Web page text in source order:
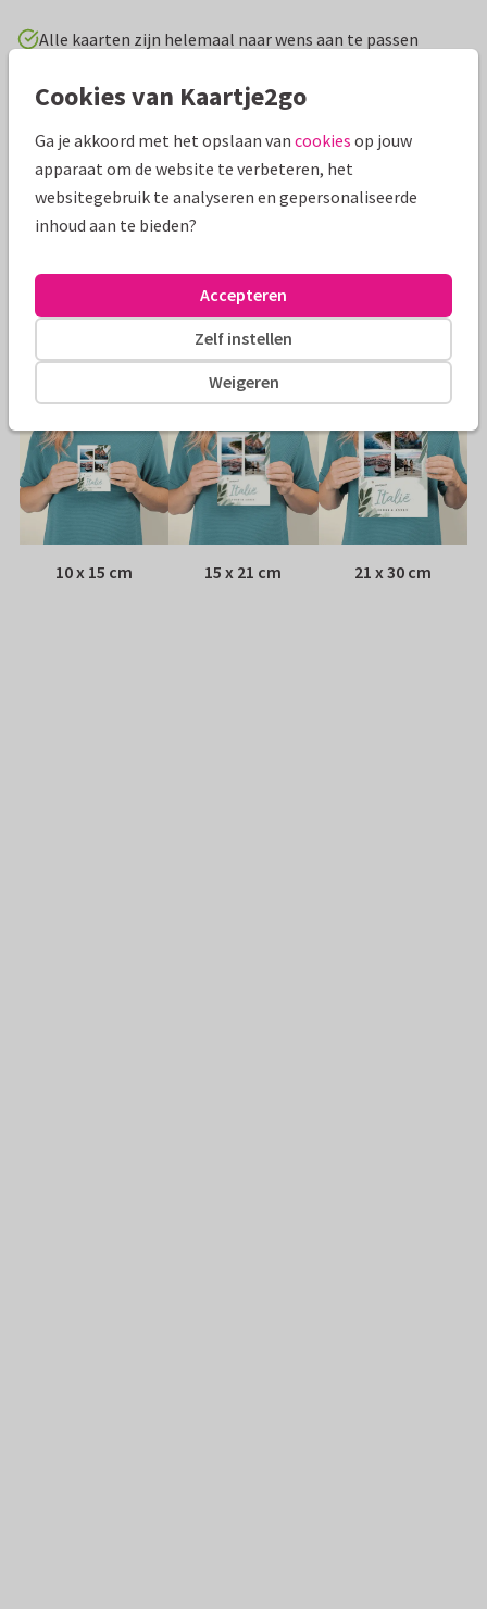
Alle kaarten zijn helemaal naar wens aan te passen
Vakantiekaarten Manique Italië
Specificaties bij deze kaart
Papiersoort:
Adres: Achterop de kaart
Formaten
10 x 15 cm 15 x 21 cm 21 x 30 cm
Cookies van Kaartje2go
Ga je akkoord met het opslaan van cookies op jouw
apparaat om de website te verbeteren, het
websitegebruik te analyseren en gepersonaliseerde
inhoud aan te bieden?
Weigeren
Zelf instellen
Accepteren